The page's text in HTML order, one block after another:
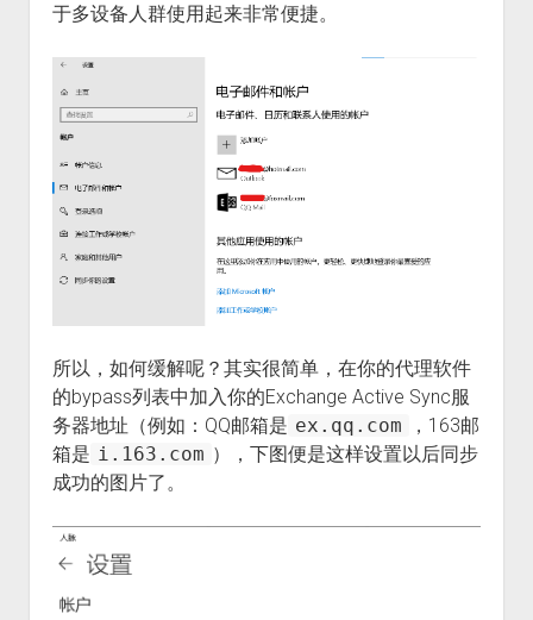
于多设备人群使用起来非常便捷。
所以，如何缓解呢？其实很简单，在你的代理软件
的bypass列表中加入你的Exchange Active Sync服
务器地址（例如：QQ邮箱是 ex.qq.com
，163邮
箱是 i.163.com ），下图便是这样设置以后同步
成功的图片了。